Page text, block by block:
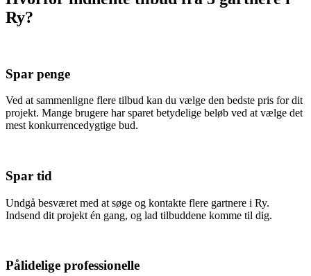
Ry?
Spar penge
Ved at sammenligne flere tilbud kan du vælge den bedste pris for dit
projekt. Mange brugere har sparet betydelige beløb ved at vælge det
mest konkurrencedygtige bud.
Spar tid
Undgå besværet med at søge og kontakte flere gartnere i Ry.
Indsend dit projekt én gang, og lad tilbuddene komme til dig.
Pålidelige professionelle